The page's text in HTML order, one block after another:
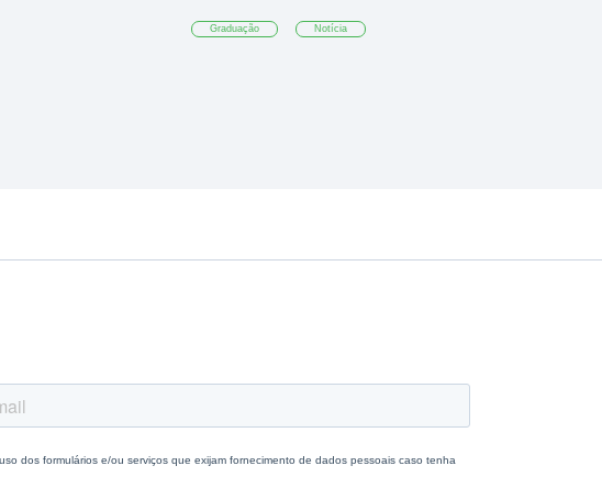
Graduação Notícia